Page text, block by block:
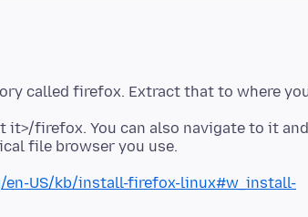
it>/firefox. You can also navigate to it and
US/kb/install-firefox-linux#w_install-